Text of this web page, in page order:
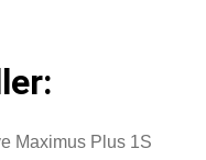
Maximus Plus 1S